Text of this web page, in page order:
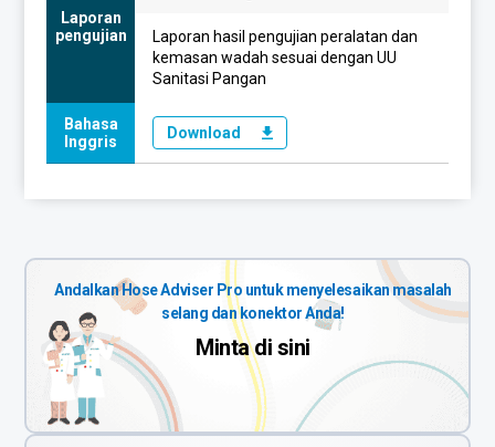
Laporan
pengujian
Laporan hasil pengujian peralatan dan
kemasan wadah sesuai dengan UU
Sanitasi Pangan
Bahasa
Inggris
Download
Andalkan Hose Adviser Pro untuk menyelesaikan masalah
selang dan konektor Anda!
Minta di sini